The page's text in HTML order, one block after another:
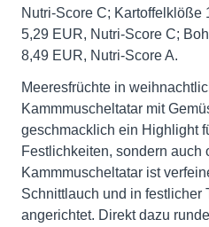
Nutri-Score C; Kartoffelklöße
5,29 EUR, Nutri-Score C;
8,49 EUR, Nutri-Score A.
Meeresfrüchte in
Kammmuscheltatar mit
geschmacklich ein Highlight
Festlichkeiten, sondern auch
Kammmuscheltatar ist
Schnittlauch und in festlicher
angerichtet. Direkt dazu